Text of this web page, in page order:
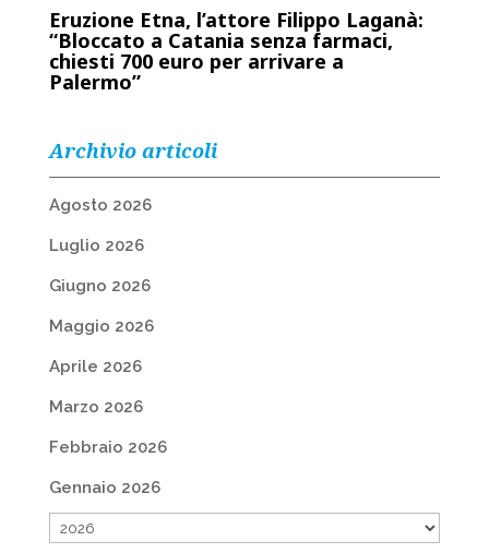
Eruzione Etna, l’attore Filippo Laganà:
“Bloccato a Catania senza farmaci,
chiesti 700 euro per arrivare a
Palermo”
Archivio articoli
Agosto 2026
Luglio 2026
Giugno 2026
Maggio 2026
Aprile 2026
Marzo 2026
Febbraio 2026
Gennaio 2026